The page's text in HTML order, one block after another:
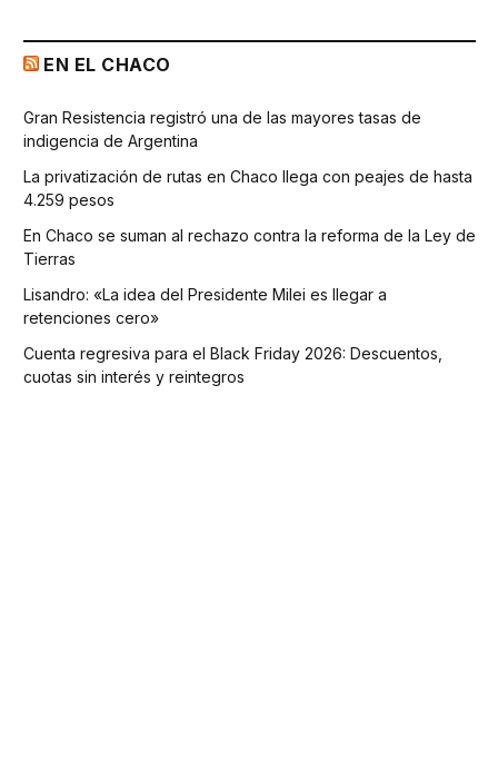
EN EL CHACO
Gran Resistencia registró una de las mayores tasas de
indigencia de Argentina
La privatización de rutas en Chaco llega con peajes de hasta
4.259 pesos
En Chaco se suman al rechazo contra la reforma de la Ley de
Tierras
Lisandro: «La idea del Presidente Milei es llegar a
retenciones cero»
Cuenta regresiva para el Black Friday 2026: Descuentos,
cuotas sin interés y reintegros